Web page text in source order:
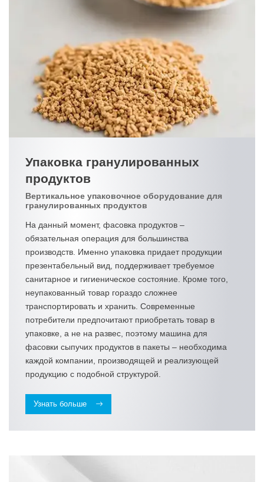
Упаковка гранулированных
продуктов
Вертикальное упаковочное оборудование для
гранулированных продуктов
На данный момент, фасовка продуктов –
обязательная операция для большинства
производств. Именно упаковка придает продукции
презентабельный вид, поддерживает требуемое
санитарное и гигиеническое состояние. Кроме того,
неупакованный товар гораздо сложнее
транспортировать и хранить. Современные
потребители предпочитают приобретать товар в
упаковке, а не на развес, поэтому машина для
фасовки сыпучих продуктов в пакеты – необходима
каждой компании, производящей и реализующей
продукцию с подобной структурой.
Узнать больше